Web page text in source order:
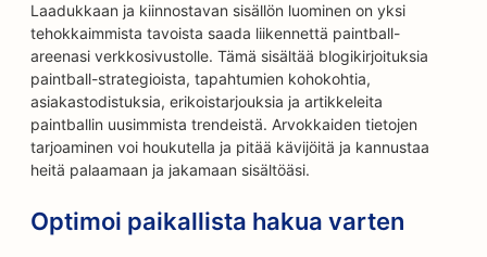
Laadukkaan ja kiinnostavan sisällön luominen on yksi
tehokkaimmista tavoista saada liikennettä paintball-
areenasi verkkosivustolle. Tämä sisältää blogikirjoituksia
paintball-strategioista, tapahtumien kohokohtia,
asiakastodistuksia, erikoistarjouksia ja artikkeleita
paintballin uusimmista trendeistä. Arvokkaiden tietojen
tarjoaminen voi houkutella ja pitää kävijöitä ja kannustaa
heitä palaamaan ja jakamaan sisältöäsi.
Optimoi paikallista hakua varten